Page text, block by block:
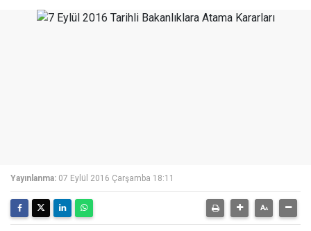
Yayınlanma: 07 Eylül 2016 Çarşamba 18:11